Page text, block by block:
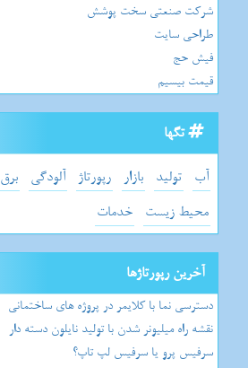
شرکت صنعتی سخت پوشش
طراحی سایت
فیش حج
قیمت بیسیم
تگها
آب تولید بازار رپورتاژ آلودگی برق
محیط زیست خدمات
آخرین رپورتاژها
دسترسی نما با کلایمر در پروژه های ساختمانی
نقشه راه میلیونر شدن با تولید نایلون دسته دار
سرفیس پرو یا سرفیس لپ تاپ؟